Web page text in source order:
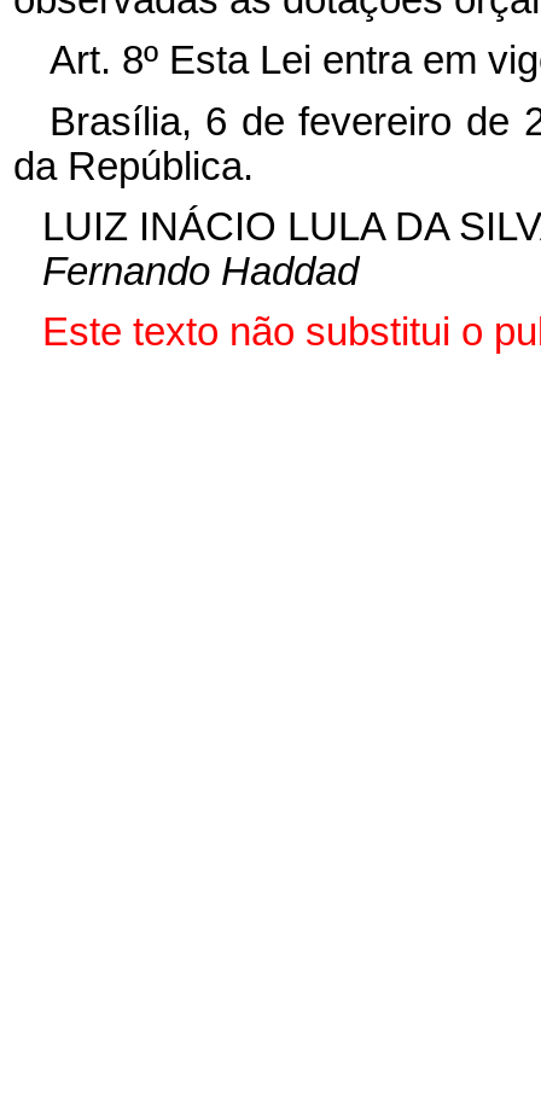
Art. 8º Esta Lei entra em
Brasília, 6 de fevereiro de
da República.
LUIZ INÁCIO LULA DA
Fernando Haddad
Este texto não substitui o